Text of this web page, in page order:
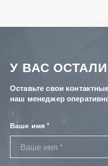
У ВАС
Оставьте свои
наш менеджер
Ваше имя *